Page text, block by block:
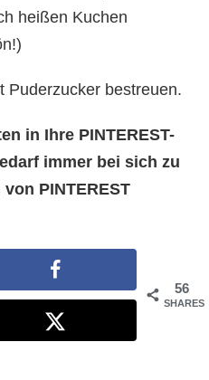
heißen Kuchen
Puderzucker bestreuen.
in Ihre PINTEREST-
immer bei sich zu
PINTEREST
56
SHARES